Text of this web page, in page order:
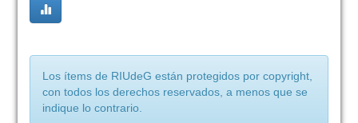
Los ítems de RIUdeG están protegidos por copyright,
con todos los derechos reservados, a menos que se
indique lo contrario.